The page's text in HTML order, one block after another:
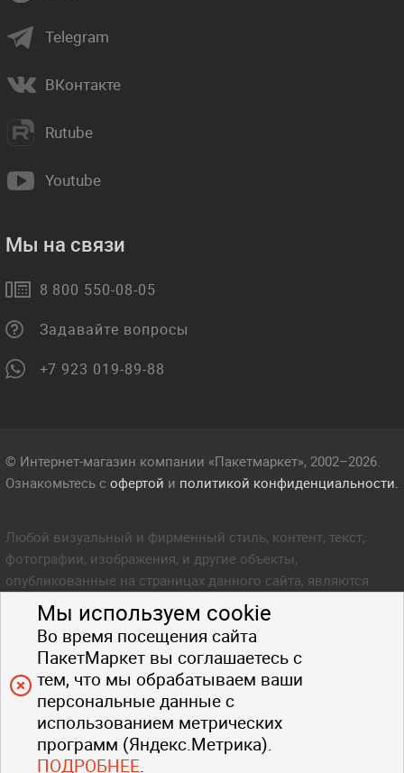
Мы используем cookie
Во время посещения сайта
ПакетМаркет вы соглашаетесь с
тем, что мы обрабатываем ваши
персональные данные с
использованием метрических
программ (Яндекс.Метрика).
ПОДРОБНЕЕ.
Telegram
ВКонтакте
Rutube
Youtube
Мы на связи
8 800 550-08-05
Задавайте вопросы
+7 923 019-89-88
© Интернет-магазин компании «Пакетмаркет», 2002–2026.
Ознакомьтесь с офертой и политикой конфиденциальности.
Любой визуальный и фирменный стиль, контент, текст,
фотографии, изображения, и другие объекты,
опубликованные на страницах данного сайта, являются
объектом прав интеллектуальной собственности компании
Пакетмаркет. Любое копирование стиля, контента, текста,
фотографий, изображений и других объектов данного сайта
запрещено.